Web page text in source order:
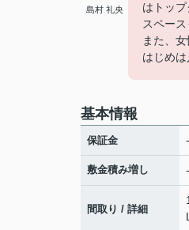
島村 礼央
はトッ
スペー
また、
はじめ
基本情報
保証金 -
敷金積み増し -
間取り / 詳細